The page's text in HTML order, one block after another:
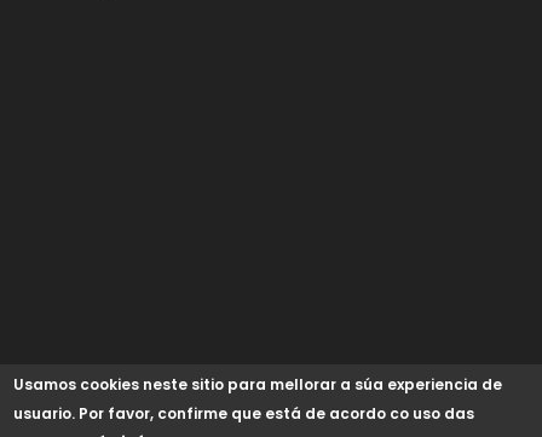
Usamos cookies neste sitio para mellorar a súa experiencia de
usuario. Por favor, confirme que está de acordo co uso das